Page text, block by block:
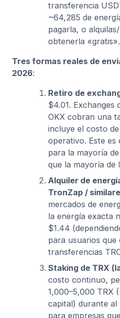
transferencia
~64,285 de
pagarla, o
obtenerla «gratis».
Tres formas reales de
2026:
Retiro de
$4.01. Exchanges
OKX cobran una
incluye el costo
operativo. Este es
para la mayoría
que la mayoría de
Alquiler de
TronZap /
mercados de
la energía exacta
$1.44
para usuarios que
transferencias
Staking de TRX
costo continuo,
1,000–5,000 TRX
capital) durante al
para empresas